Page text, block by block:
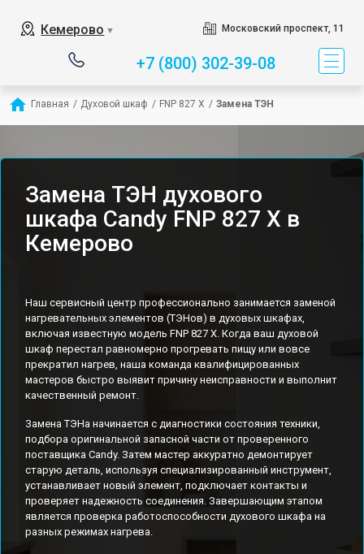
Кемерово ▼ Московский проспект, 11
+7 (800) 302-39-08
Главная / Духовой шкаф / FNP 827 X / Замена ТЭН
Замена ТЭН духового
шкафа Candy FNP 827 X в
Кемерово
Наш сервисный центр профессионально занимается заменой
нагревательных элементов (ТЭНов) в духовых шкафах,
включая известную модель FNP 827 X. Когда ваш духовой
шкаф перестал равномерно прогревать пищу или вовсе
прекратил нагрев, наша команда квалифицированных
мастеров быстро выявит причину неисправности и выполнит
качественный ремонт.
Замена ТЭНа начинается с диагностики состояния техники,
подбора оригинальной запасной части от проверенного
поставщика Candy. Затем мастер аккуратно демонтирует
старую деталь, используя специализированный инструмент,
устанавливает новый элемент, подключает контакты и
проверяет надежность соединения. Завершающим этапом
является проверка работоспособности духового шкафа на
разных режимах нагрева.